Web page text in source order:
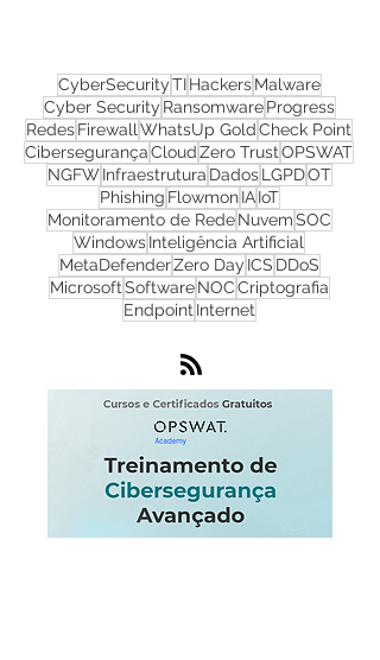
CyberSecurityTIHackersMalware
Cyber SecurityRansomwareProgress
RedesFirewallWhatsUp Gold Check Point
CibersegurançaCloudZero Trust
NGFWInfraestruturaDadosLGPDOT
PhishingFlowmonIAIoT
Monitoramento de RedeNuvemSOC
WindowsInteligência Artificial
MetaDefenderZero DayICS
EndpointInternet